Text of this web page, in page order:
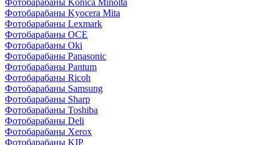
Фотобарабаны Konica Minolta
Фотобарабаны Kyocera Mita
Фотобарабаны Lexmark
Фотобарабаны OCE
Фотобарабаны Oki
Фотобарабаны Panasonic
Фотобарабаны Pantum
Фотобарабаны Ricoh
Фотобарабаны Samsung
Фотобарабаны Sharp
Фотобарабаны Toshiba
Фотобарабаны Deli
Фотобарабаны Xerox
Фотобарабаны KIP